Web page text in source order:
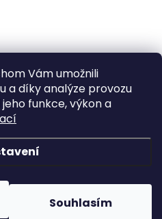
Vám umožnili
a díky analýze provozu
funkce, výkon a
Souhlasím